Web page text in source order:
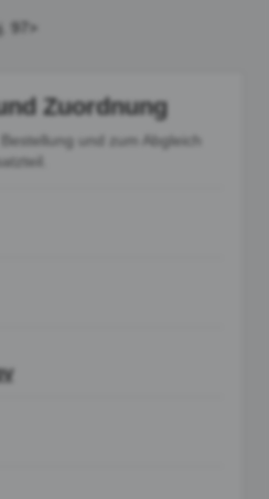
97>
Zuordnung
und zum Abgleich